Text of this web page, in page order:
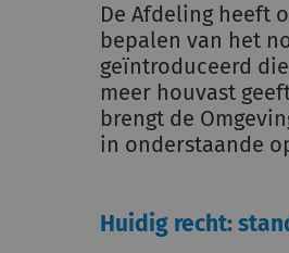
De Afdeling heeft
bepalen van het
geïntroduceerd
meer houvast
brengt de
in onderstaande
Huidig recht: